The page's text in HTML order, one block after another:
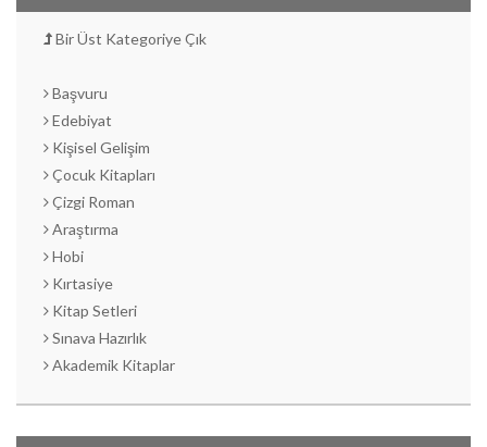
Bir Üst Kategoriye Çık
Başvuru
Edebiyat
Kişisel Gelişim
Çocuk Kitapları
Çizgi Roman
Araştırma
Hobi
Kırtasiye
Kitap Setleri
Sınava Hazırlık
Akademik Kitaplar